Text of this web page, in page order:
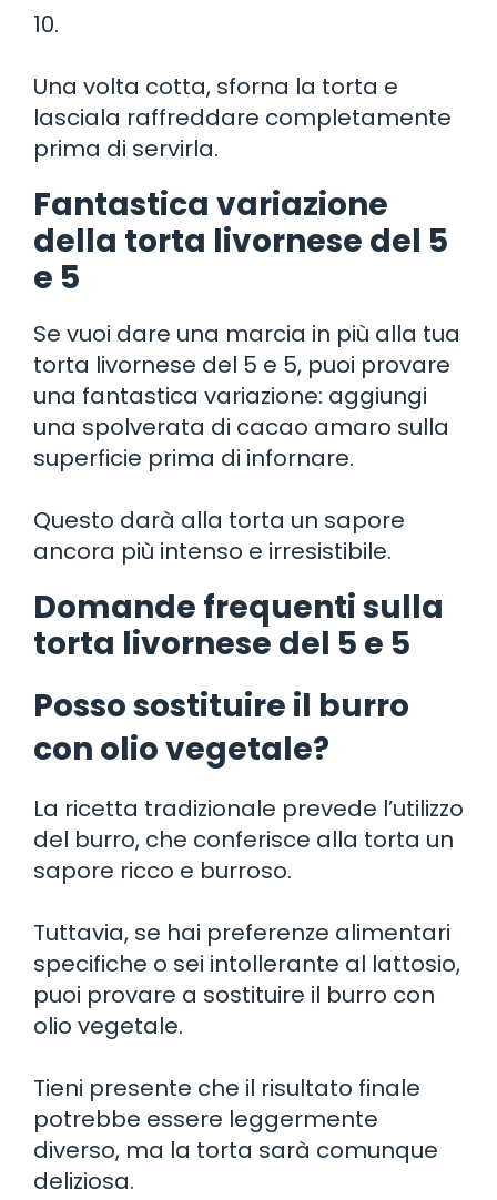
10.
Una volta cotta, sforna la torta e
lasciala raffreddare completamente
prima di servirla.
Fantastica variazione
della torta livornese del 5
e 5
Se vuoi dare una marcia in più alla tua
torta livornese del 5 e 5, puoi provare
una fantastica variazione: aggiungi
una spolverata di cacao amaro sulla
superficie prima di infornare.
Questo darà alla torta un sapore
ancora più intenso e irresistibile.
Domande frequenti sulla
torta livornese del 5 e 5
Posso sostituire il burro
con olio vegetale?
La ricetta tradizionale prevede l’utilizzo
del burro, che conferisce alla torta un
sapore ricco e burroso.
Tuttavia, se hai preferenze alimentari
specifiche o sei intollerante al lattosio,
puoi provare a sostituire il burro con
olio vegetale.
Tieni presente che il risultato finale
potrebbe essere leggermente
diverso, ma la torta sarà comunque
deliziosa.